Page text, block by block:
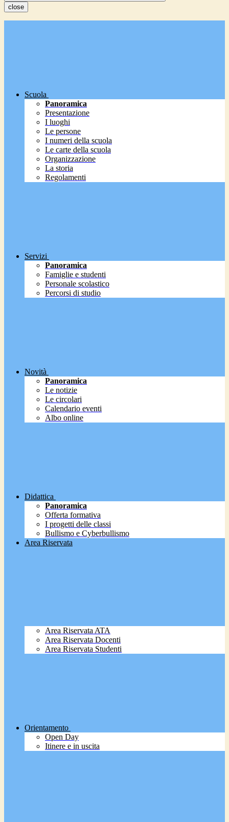
close
Scuola
Panoramica
Presentazione
I luoghi
Le persone
I numeri della scuola
Le carte della scuola
Organizzazione
La storia
Regolamenti
Servizi
Panoramica
Famiglie e studenti
Personale scolastico
Percorsi di studio
Novità
Panoramica
Le notizie
Le circolari
Calendario eventi
Albo online
Didattica
Panoramica
Offerta formativa
I progetti delle classi
Bullismo e Cyberbullismo
Area Riservata
Area Riservata ATA
Area Riservata Docenti
Area Riservata Studenti
Orientamento
Open Day
Itinere e in uscita